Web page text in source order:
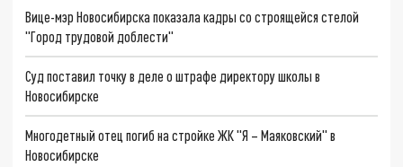
Вице-мэр Новосибирска показала кадры со строящейся стелой
"Город трудовой доблести"
Суд поставил точку в деле о штрафе директору школы в
Новосибирске
Многодетный отец погиб на стройке ЖК "Я – Маяковский" в
Новосибирске